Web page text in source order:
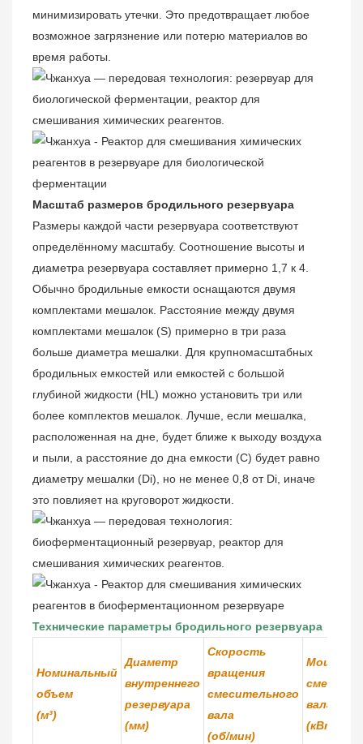
минимизировать утечки. Это предотвращает любое
возможное загрязнение или потерю материалов во
время работы.
Масштаб размеров бродильного резервуара
Размеры каждой части резервуара соответствуют
определённому масштабу. Соотношение высоты и
диаметра резервуара составляет примерно 1,7 к 4.
Обычно бродильные емкости оснащаются двумя
комплектами мешалок. Расстояние между двумя
комплектами мешалок (S) примерно в три раза
больше диаметра мешалки. Для крупномасштабных
бродильных емкостей или емкостей с большой
глубиной жидкости (HL) можно установить три или
более комплектов мешалок. Лучше, если мешалка,
расположенная на дне, будет ближе к выходу воздуха
и пыли, а расстояние до дна емкости (C) будет равно
диаметру мешалки (Di), но не менее 0,8 от Di, иначе
это повлияет на круговорот жидкости.
Технические параметры бродильного резервуара
Номинальный
объем
(м³)
Диаметр
внутреннего
резервуара
(мм)
Скорость
вращения
смесительного
вала
(об/мин)
вала
(кВт)